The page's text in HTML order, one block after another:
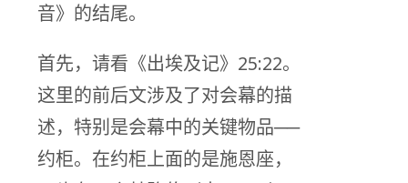
音》的结尾。
首先，请看《出埃及记》25:22。
这里的前后文涉及了对会幕的描
述，特别是会幕中的关键物品──
约柜。在约柜上面的是施恩座，